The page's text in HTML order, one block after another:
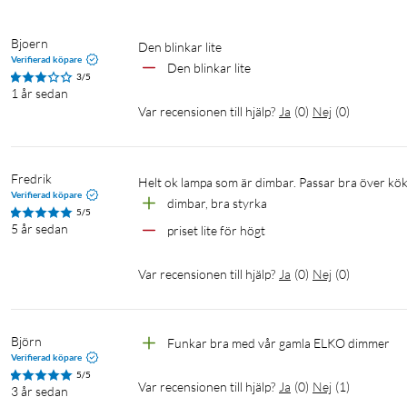
Bjoern
Verifierad köpare
3/5
1 år sedan
Den blinkar lite
Den blinkar lite
Var recensionen till hjälp? Ja (0) Nej (0)
Fredrik
Verifierad köpare
5/5
5 år sedan
Helt ok lampa som är dimbar. Passar bra över
dimbar, bra styrka
priset lite för högt
Var recensionen till hjälp? Ja (0) Nej (0)
Björn
Verifierad köpare
5/5
3 år sedan
Funkar bra med vår gamla ELKO dimmer
Var recensionen till hjälp? Ja (0) Nej (1)